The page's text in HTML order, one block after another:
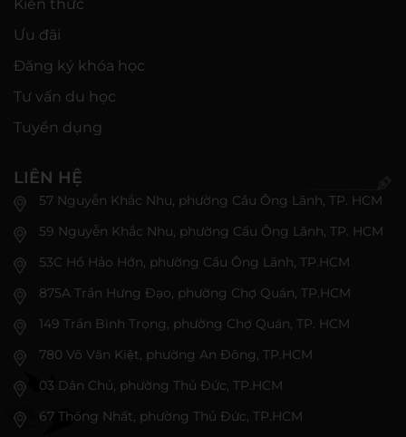
Kiến thức
Ưu đãi
Đăng ký khóa học
Tư vấn du học
Tuyển dụng
LIÊN HỆ
57 Nguyễn Khắc Nhu, phường Cầu Ông Lãnh, TP. HCM
59 Nguyễn Khắc Nhu, phường Cầu Ông Lãnh, TP. HCM
53C Hồ Hảo Hớn, phường Cầu Ông Lãnh, TP.HCM
875A Trần Hưng Đạo, phường Chợ Quán, TP.HCM
149 Trần Bình Trọng, phường Chợ Quán, TP. HCM
780 Võ Văn Kiệt, phường An Đông, TP.HCM
03 Dân Chủ, phường Thủ Đức, TP.HCM
67 Thống Nhất, phường Thủ Đức, TP.HCM